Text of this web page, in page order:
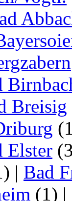
Breisig
Elster
| Bad
(1) |